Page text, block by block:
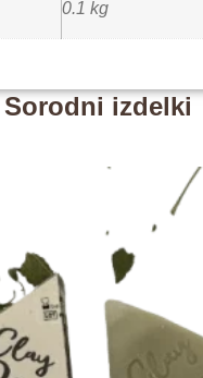
0.1 kg
Sorodni izdelki